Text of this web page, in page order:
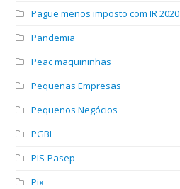
Pague menos imposto com IR 2020
Pandemia
Peac maquininhas
Pequenas Empresas
Pequenos Negócios
PGBL
PIS-Pasep
Pix